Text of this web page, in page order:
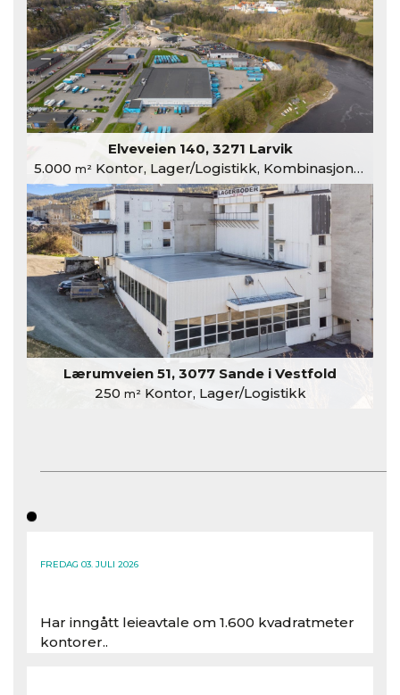
Elveveien 140, 3271 Larvik
5.000 m²Kontor, Lager/Logistikk, Kombinasjonslokaler
Lærumveien 51, 3077 Sande i Vestfold
250 m²Kontor, Lager/Logistikk
FREDAG 03. JULI 2026
Har inngått leieavtale om 1.600 kvadratmeter
kontorer..